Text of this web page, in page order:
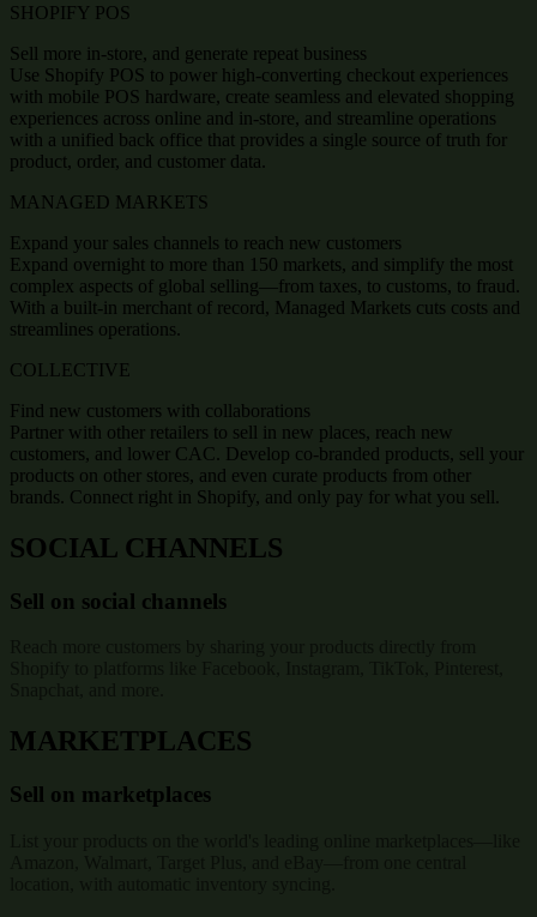
SHOPIFY POS
Sell more in-store, and generate repeat business
Use Shopify POS to power high-converting checkout experiences
with mobile POS hardware, create seamless and elevated shopping
experiences across online and in-store, and streamline operations
with a unified back office that provides a single source of truth for
product, order, and customer data.
MANAGED MARKETS
Expand your sales channels to reach new customers
Expand overnight to more than 150 markets, and simplify the most
complex aspects of global selling—from taxes, to customs, to fraud.
With a built-in merchant of record, Managed Markets cuts costs and
streamlines operations.
COLLECTIVE
Find new customers with collaborations
Partner with other retailers to sell in new places, reach new
customers, and lower CAC. Develop co-branded products, sell your
products on other stores, and even curate products from other
brands. Connect right in Shopify, and only pay for what you sell.
SOCIAL CHANNELS
Sell on social channels
MARKETPLACES
Sell on marketplaces